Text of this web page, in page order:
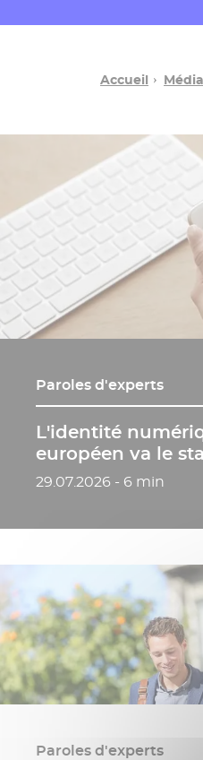
Accueil
Paroles d'experts
L'identité
européen va le
Date de publication
29.07.2026 - 6 min
Paroles d'experts